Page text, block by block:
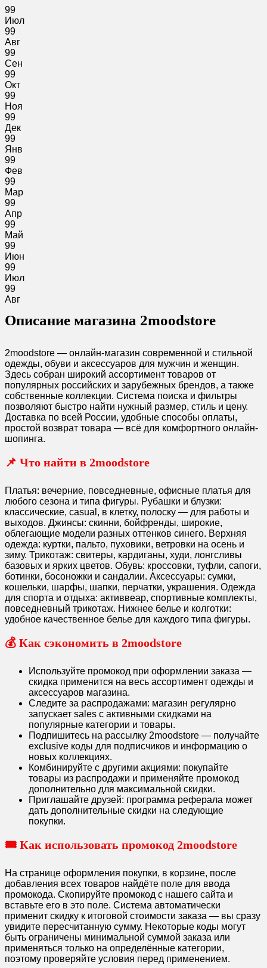
99
Июл
99
Авг
99
Сен
99
Окт
99
Ноя
99
Дек
99
Янв
99
Фев
99
Мар
99
Апр
99
Май
99
Июн
99
Июл
99
Авг
Описание магазина 2moodstore
2moodstore — онлайн-магазин современной и стильной
одежды, обуви и аксессуаров для мужчин и женщин.
Здесь собран широкий ассортимент товаров от
популярных российских и зарубежных брендов, а также
собственные коллекции. Система поиска и фильтры
позволяют быстро найти нужный размер, стиль и цену.
Доставка по всей России, удобные способы оплаты,
простой возврат товара — всё для комфортного онлайн-
шопинга.
📌 Что найти в 2moodstore
Платья: вечерние, повседневные, офисные платья для
любого сезона и типа фигуры. Рубашки и блузки:
классические, casual, в клетку, полоску — для работы и
выходов. Джинсы: скинни, бойфренды, широкие,
облегающие модели разных оттенков синего. Верхняя
одежда: куртки, пальто, пуховики, ветровки на осень и
зиму. Трикотаж: свитеры, кардиганы, худи, лонгсливы
базовых и ярких цветов. Обувь: кроссовки, туфли, сапоги,
ботинки, босоножки и сандалии. Аксессуары: сумки,
кошельки, шарфы, шапки, перчатки, украшения. Одежда
для спорта и отдыха: активвеар, спортивные комплекты,
повседневный трикотаж. Нижнее белье и колготки:
удобное качественное белье для каждого типа фигуры.
💰 Как сэкономить в 2moodstore
Используйте промокод при оформлении заказа —
скидка применится на весь ассортимент одежды и
аксессуаров магазина.
Следите за распродажами: магазин регулярно
запускает sales с активными скидками на
популярные категории и товары.
Подпишитесь на рассылку 2moodstore — получайте
exclusive коды для подписчиков и информацию о
новых коллекциях.
Комбинируйте с другими акциями: покупайте
товары из распродажи и применяйте промокод
дополнительно для максимальной скидки.
Приглашайте друзей: программа реферала может
дать дополнительные скидки на следующие
покупки.
🎟️ Как использовать промокод 2moodstore
На странице оформления покупки, в корзине, после
добавления всех товаров найдёте поле для ввода
промокода. Скопируйте промокод с нашего сайта и
вставьте его в это поле. Система автоматически
применит скидку к итоговой стоимости заказа — вы сразу
увидите пересчитанную сумму. Некоторые коды могут
быть ограничены минимальной суммой заказа или
применяться только на определённые категории,
поэтому проверяйте условия перед применением.